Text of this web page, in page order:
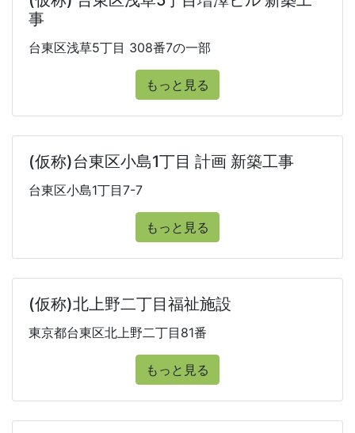
事
台東区浅草5丁目 308番7の一部
もっと見る
(仮称)台東区小島1丁目 計画 新築工事
台東区小島1丁目7-7
もっと見る
(仮称)北上野二丁目福祉施設
東京都台東区北上野二丁目81番
もっと見る